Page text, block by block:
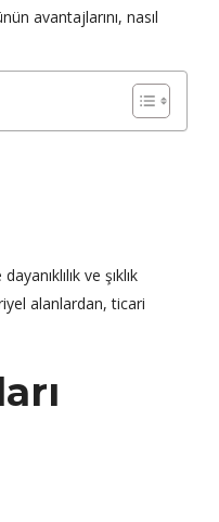
avantajlarını, nasıl
ve şıklık
alanlardan, ticari